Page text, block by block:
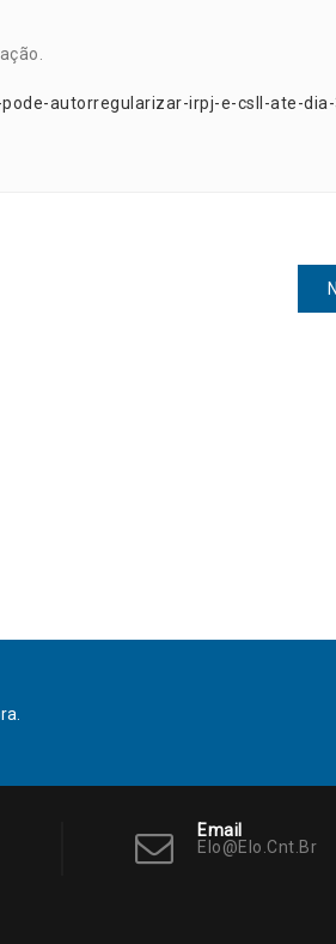
autorregularizar-irpj-e-csll-ate-dia-
Email
Elo@elo.cnt.br